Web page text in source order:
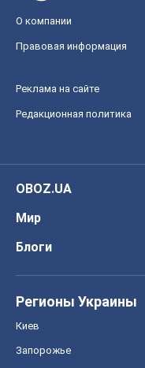
О компании
Правовая информация
Реклама на сайте
Редакционная политика
OBOZ.UA
Мир
Блоги
Регионы Украины
Киев
Запорожье